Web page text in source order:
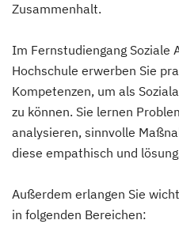
Zusammenhalt.
Im Fernstudiengang Soziale
Hochschule erwerben Sie
Kompetenzen, um als
zu können. Sie lernen
analysieren, sinnvolle
diese empathisch und
Außerdem erlangen Sie
in folgenden Bereichen: